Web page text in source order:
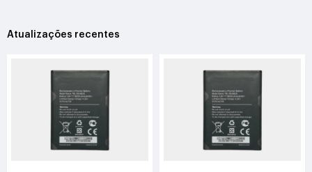
Atualizações recentes